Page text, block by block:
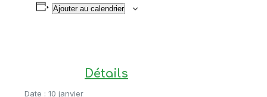
Ajouter au calendrier
Détails
Date : 10 janvier